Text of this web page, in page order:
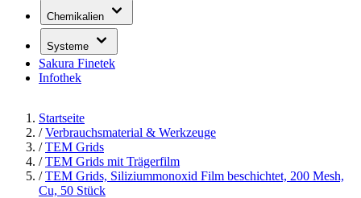
Chemikalien
Systeme
Sakura Finetek
Infothek
Startseite
/ Verbrauchsmaterial & Werkzeuge
/ TEM Grids
/ TEM Grids mit Trägerfilm
/ TEM Grids, Siliziummonoxid Film beschichtet, 200 Mesh,
Cu, 50 Stück